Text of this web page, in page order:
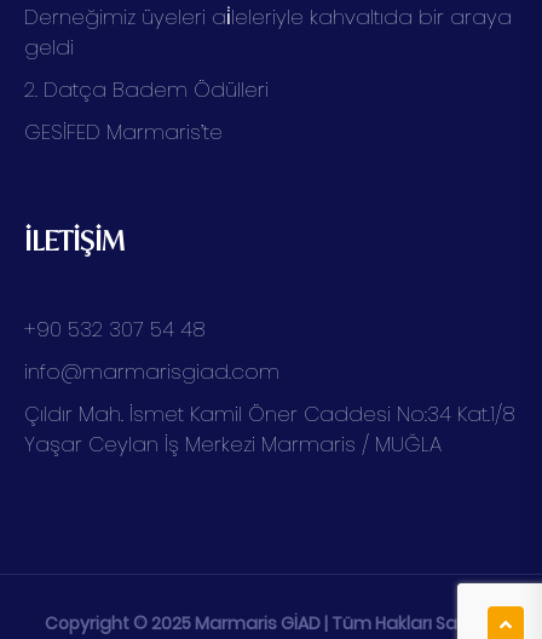
Derneğimiz üyeleri ai̇leleriyle kahvaltıda bir araya
geldi
2. Datça Badem Ödülleri
GESİFED Marmaris’te
İLETİŞİM
+90 532 307 54 48
info@marmarisgiad.com
Çıldır Mah. İsmet Kamil Öner Caddesi No:34 Kat.1/8
Yaşar Ceylan İş Merkezi Marmaris / MUĞLA
Copyright © 2025 Marmaris GİAD| Tüm Hakları Saklıdır.